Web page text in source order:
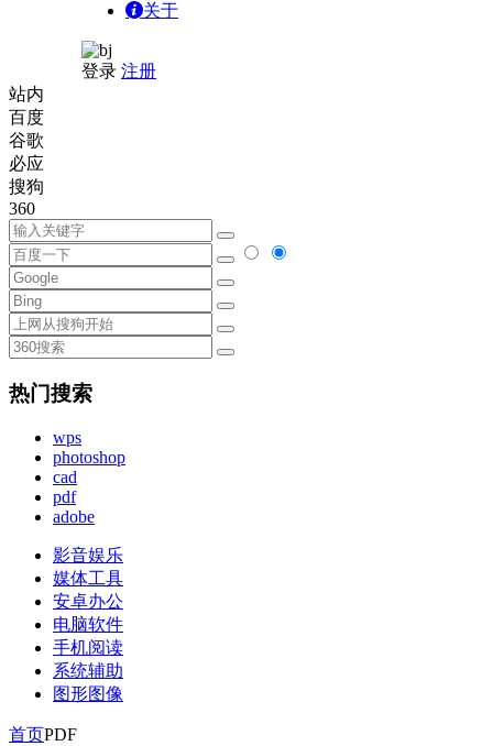
关于
登录 注册
站内
百度
谷歌
必应
搜狗
360
热门搜索
wps
photoshop
cad
pdf
adobe
影音娱乐
媒体工具
安卓办公
电脑软件
手机阅读
系统辅助
图形图像
首页PDF